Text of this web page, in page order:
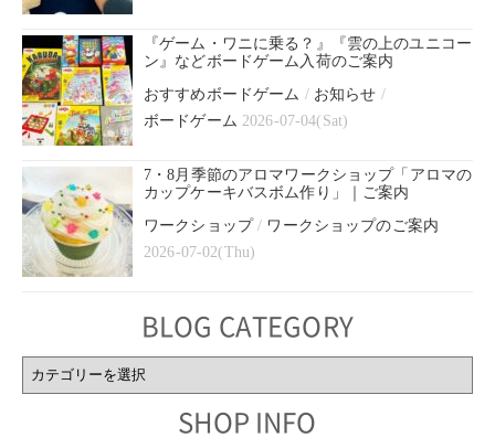
『ゲーム・ワニに乗る？』『雲の上のユニコー
ン』などボードゲーム入荷のご案内
おすすめボードゲーム / お知らせ /
ボードゲーム 2026-07-04(Sat)
7・8月季節のアロマワークショップ「アロマの
カップケーキバスボム作り」｜ご案内
ワークショップ/ ワークショップのご案内
2026-07-02(Thu)
BLOG CATEGORY
BLOG
CATEGORY
SHOP INFO